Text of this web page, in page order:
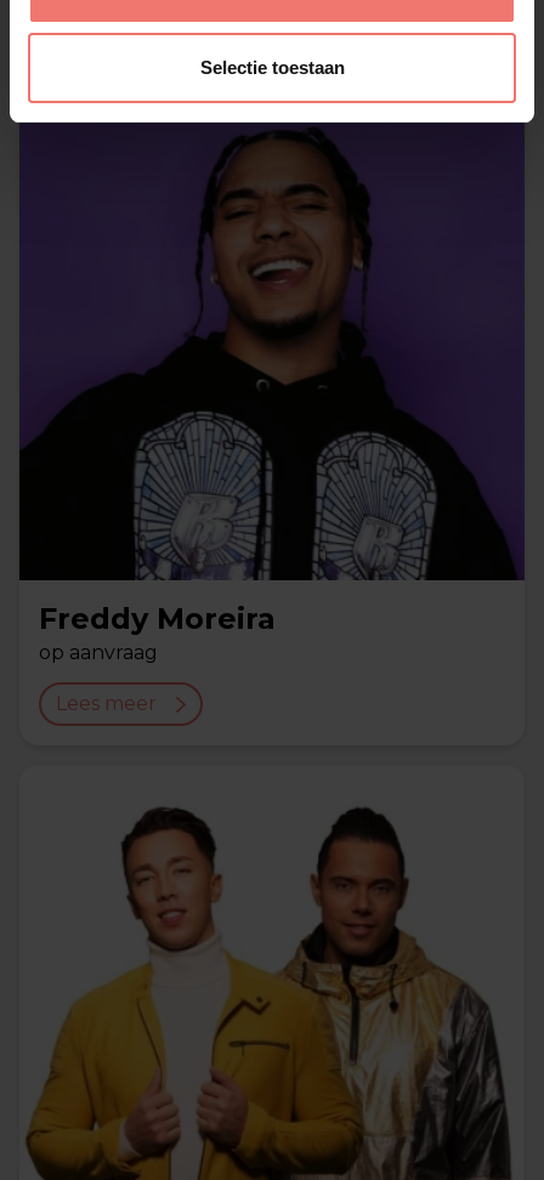
Selectie toestaan
Freddy Moreira
op aanvraag
Lees meer